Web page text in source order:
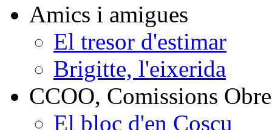
Amics i amigues
El tresor d'estimar
Brigitte, l'eixerida
CCOO, Comissions
El bloc d'en Coscu